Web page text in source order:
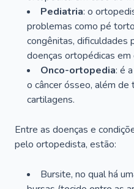
Pediatria: o
problemas como pé
congênitas, dificuldades
doenças ortopédicas
Onco-ortopedia: é
o câncer ósseo, além
cartilagens.
Entre as doenças e
pelo ortopedista, estão:
Bursite, no qual há